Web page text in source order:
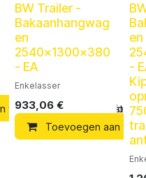
aan verlanglijst
winkelmandje
BW Trailer -
Bakaanhangwag
en
2540x1300x380
- EA
Enkelasser
933,06 €
Toevoegen aan
en
-